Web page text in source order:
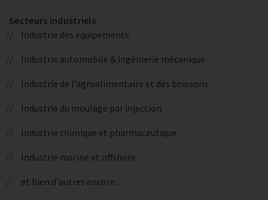
Secteurs industriels
Industrie des équipements
Industrie automobile & ingénierie mécanique
Industrie de l’agroalimentaire et des boissons
Industrie du moulage par injection
Industrie chimique et pharmaceutique
Industrie marine et offshore
et bien d'autres encore…